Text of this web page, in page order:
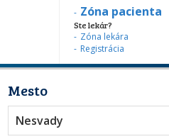
Zóna pacienta
Ste lekár?
Zóna lekára
Registrácia
Mesto
Nesvady